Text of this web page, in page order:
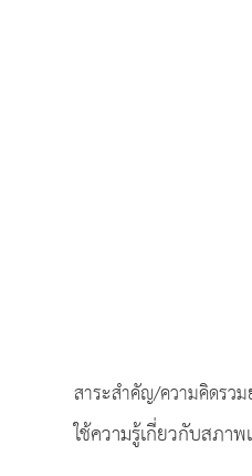
สาระสำคัญ/ความคิดรว
ใช้ความรู้เกี่ยวกับสภา